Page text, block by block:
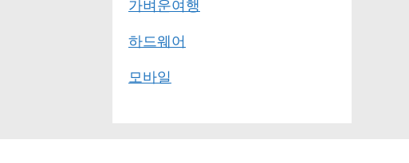
가벼운여행
하드웨어
모바일